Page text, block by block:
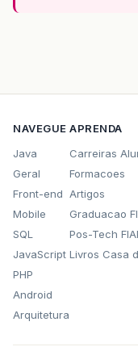
NAVEGUE
Java
Geral
Front-end
Mobile
SQL
JavaScript
PHP
Android
Arquitetura
APRENDA
Carreiras
Formacoes
Artigos
Graduacao
Pos-Tech
Livros Casa